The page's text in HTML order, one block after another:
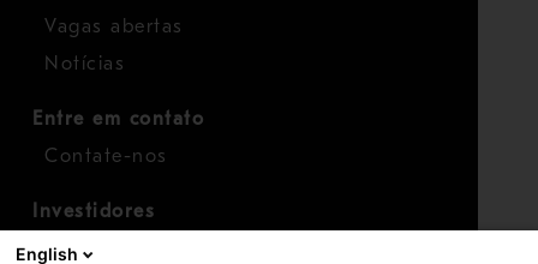
Vagas abertas
Notícias
Entre em contato
Contate-nos
Investidores
Calendário para investidores
English